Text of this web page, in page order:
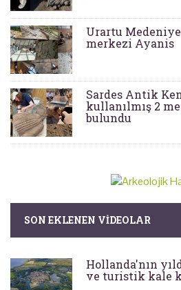
Urartu
merkezi Ayanis
Sardes Antik
kullanılmış 2
bulundu
SON EKLENEN VIDEOLAR
Hollanda'nın
ve turistik kale